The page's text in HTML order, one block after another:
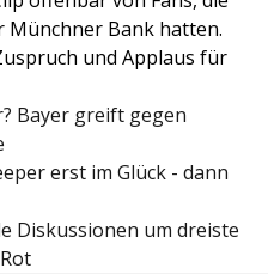
Bank hatten.
und Applaus für
Bayer greift gegen
erst im Glück - dann
Diskussionen um dreiste